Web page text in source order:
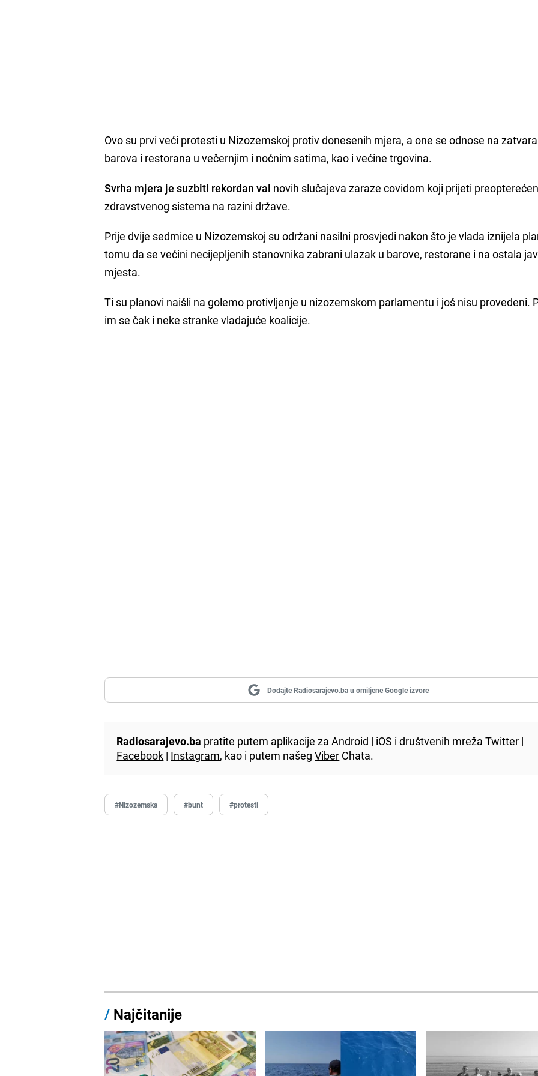
Ovo su prvi veći protesti u Nizozemskoj protiv donesenih mjera, a one se odnose na
barova i restorana u večernjim i noćnim satima, kao i većine trgovina.
Svrha mjera je suzbiti rekordan val novih slučajeva zaraze covidom koji prijeti
zdravstvenog sistema na razini države.
Prije dvije sedmice u Nizozemskoj su održani nasilni prosvjedi nakon što je vlada iznijela
tomu da se većini necijepljenih stanovnika zabrani ulazak u barove, restorane i na ostala
mjesta.
Ti su planovi naišli na golemo protivljenje u nizozemskom parlamentu i još nisu provedeni.
im se čak i neke stranke vladajuće koalicije.
Dodajte Radiosarajevo.ba u omiljene Google izvore
Radiosarajevo.ba pratite putem aplikacije zaAndroid | iOS i društvenih mrežaTwitter |
Facebook | Instagram, kao i putem našegViber Chata.
#Nizozemska #bunt #protesti
/ Najčitanije